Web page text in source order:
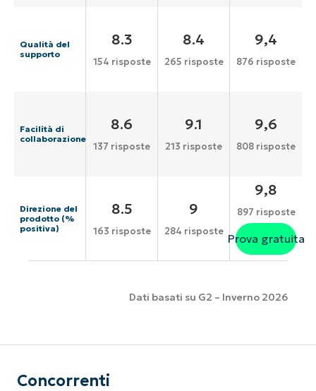
Qualità del
supporto
8.3
154 risposte
8.4
265 risposte
9,4
876 risposte
Facilità di
collaborazione
8.6
137 risposte
9.1
213 risposte
9,6
808 risposte
Direzione del
prodotto (%
positiva)
8.5
163 risposte
9
284 risposte
9,8
897 risposte
Prova gratuita
Dati basati su G2 – Inverno 2026
Concorrenti